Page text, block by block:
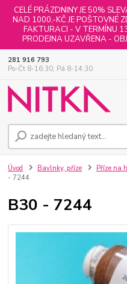
CELÉ PRÁZDNINY JE 50%
NAD 1000,-KČ JE POŠTOVNÉ
FAKTURACI - V TERMÍNU
PRODEJNA UZAVŘENA -
281 916 793
Po-Čt 8-16:30, Pá 8-14:30
Úvod Bavlnky, příze Příze na
- 7244
B30 - 7244